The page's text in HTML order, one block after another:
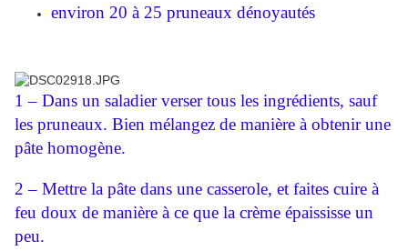
environ 20 à 25 pruneaux dénoyautés
1 – Dans un saladier verser tous les ingrédients, sauf
les pruneaux. Bien mélangez de manière à obtenir une
pâte homogène.
2 – Mettre la pâte dans une casserole, et faites cuire à
feu doux de manière à ce que la crème épaississe un
peu.